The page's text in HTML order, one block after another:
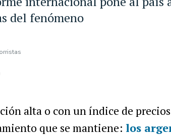
del fenómeno
alta o con un índice de
que se mantiene: los